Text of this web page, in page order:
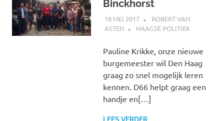
Binckhorst
18 MEI 2017
ROBERT VAN
ASTEN
HAAGSE POLITIEK
Pauline Krikke, onze nieuwe
burgemeester wil Den Haag
graag zo snel mogelijk leren
kennen. D66 helpt graag een
handje en[…]